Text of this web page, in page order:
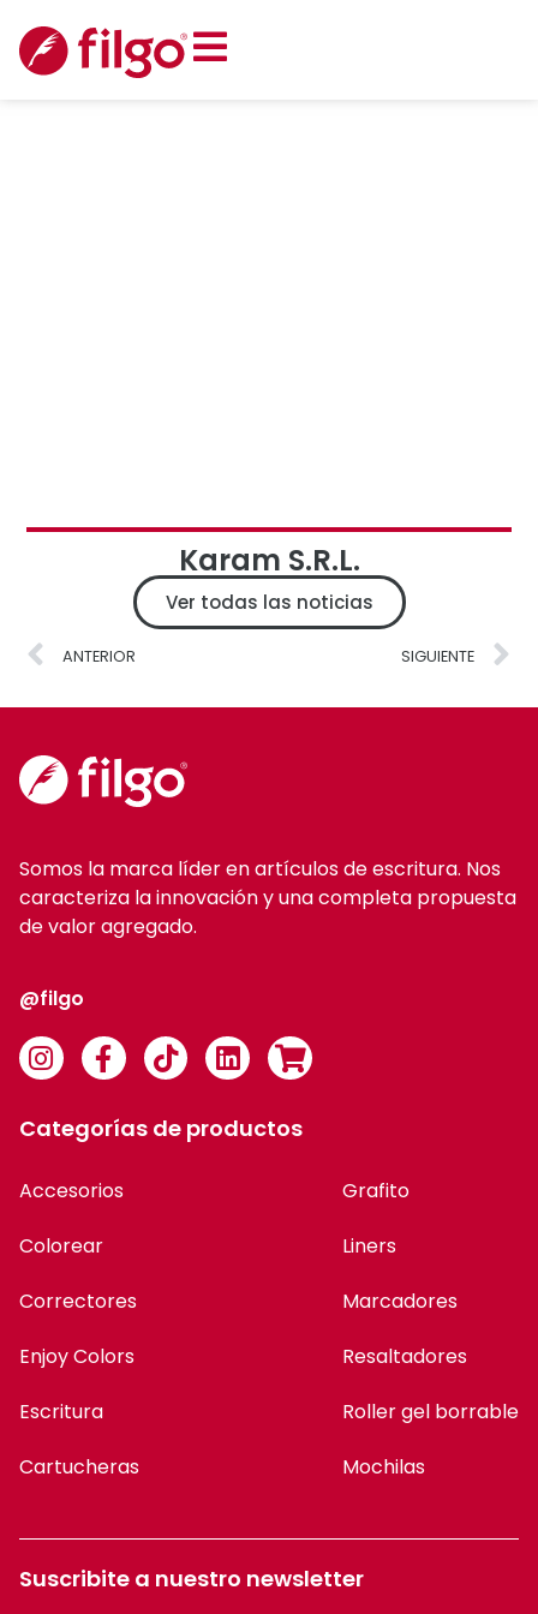
Karam S.R.L.
Ver todas las noticias
ANTERIOR SIGUIENTE
Somos la marca líder en artículos de escritura. Nos
caracteriza la innovación y una completa propuesta
de valor agregado.
@filgo
Categorías de productos
Accesorios
Colorear
Correctores
Enjoy Colors
Escritura
Cartucheras
Grafito
Liners
Marcadores
Resaltadores
Roller gel borrable
Mochilas
Suscribite a nuestro newsletter